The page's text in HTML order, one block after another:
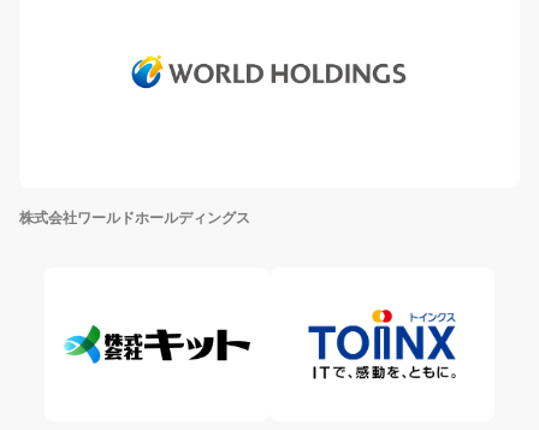
株式会社ワールドホールディングス